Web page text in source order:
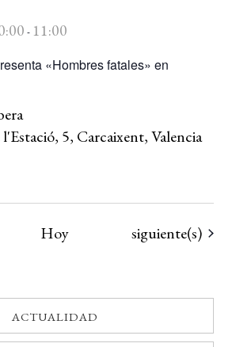
«Hombres fatales» en
- 11:00
5, Carcaixent, Valencia
Hoy Eventos
siguiente(s)
ACTUALIDAD